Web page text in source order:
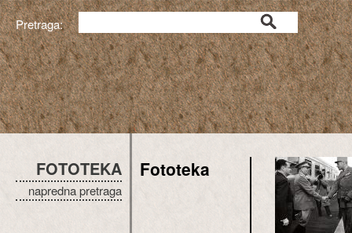
Pretraga:
FOTOTEKA
napredna pretraga
Fototeka